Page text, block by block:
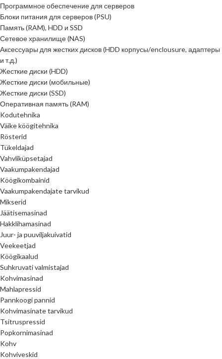
Программное обеспечение для серверов
Блоки питания для серверов (PSU)
Память (RAM), HDD и SSD
Сетевое хранилище (NAS)
Аксессуары для жестких дисков (HDD корпусы/enclousure, адаптеры
и т.д.)
Жесткие диски (HDD)
Жесткие диски (мобильные)
Жесткие диски (SSD)
Оперативная память (RAM)
Kodutehnika
Väike köögitehnika
Rösterid
Tükeldajad
Vahvliküpsetajad
Vaakumpakendajad
Köögikombainid
Vaakumpakendajate tarvikud
Mikserid
Jäätisemasinad
Hakklihamasinad
Juur- ja puuviljakuivatid
Veekeetjad
Köögikaalud
Suhkruvati valmistajad
Kohvimasinad
Mahlapressid
Pannkoogi pannid
Kohvimasinate tarvikud
Tsitruspressid
Popkornimasinad
Kohv
Kohviveskid